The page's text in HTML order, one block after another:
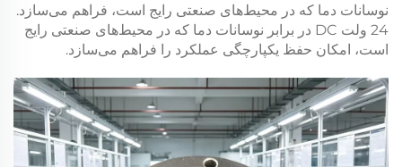
نوسانات دما که در محیط‌های صنعتی رایج است، فراهم می‌سازد.
24 ولت DC
در برابر نوسانات دما که در محیط‌های صنعتی رایج
است، امکان حفظ یکپارچگی عملکرد را فراهم می‌سازد.